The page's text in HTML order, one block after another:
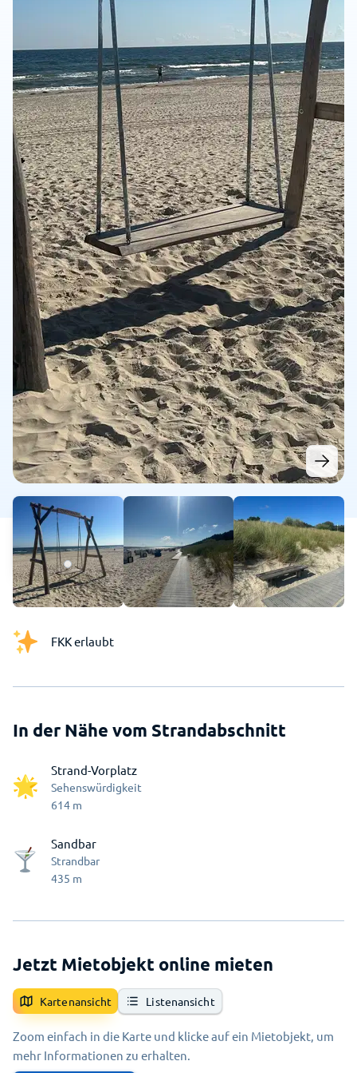
FKK erlaubt
In der Nähe vom Strandabschnitt
Strand-Vorplatz
Sehenswürdigkeit
614 m
Sandbar
Strandbar
435 m
Jetzt Mietobjekt online mieten
Kartenansicht Listenansicht
Zoom einfach in die Karte und klicke auf ein Mietobjekt, um
mehr Informationen zu erhalten.